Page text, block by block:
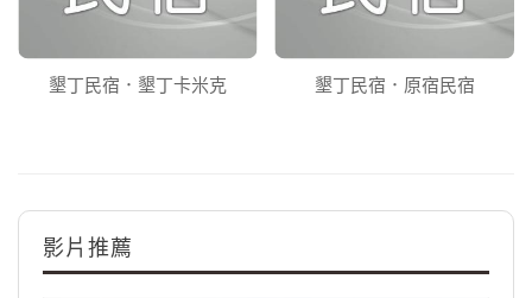
墾丁民宿．墾丁卡米克 墾丁民宿．原宿民宿
影片推薦